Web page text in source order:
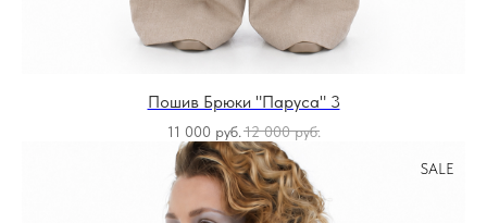
Пошив Брюки "Паруса" 3
11 000 руб. 12 000 руб.
SALE